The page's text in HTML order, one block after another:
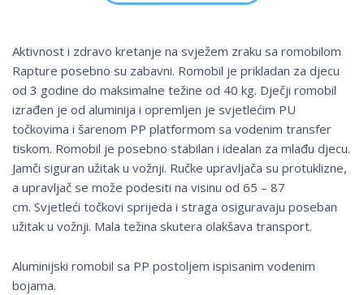
Aktivnost i zdravo kretanje na svježem zraku sa romobilom
Rapture posebno su zabavni. Romobil je prikladan za djecu
od 3 godine do maksimalne težine od 40 kg. Dječji romobil
izrađen je od aluminija i opremljen je svjetlećim PU
točkovima i šarenom PP platformom sa vodenim transfer
tiskom. Romobil je posebno stabilan i idealan za mlađu djecu.
Jamči siguran užitak u vožnji. Ručke upravljača su protuklizne,
a upravljač se može podesiti na visinu od 65 – 87
cm. Svjetleći točkovi sprijeda i straga osiguravaju poseban
užitak u vožnji. Mala težina skutera olakšava transport.
Aluminijski romobil sa PP postoljem ispisanim vodenim
bojama.